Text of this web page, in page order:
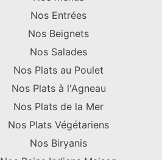
Nos Entrées
Nos Beignets
Nos Salades
Nos Plats au Poulet
Nos Plats à l'Agneau
Nos Plats de la Mer
Nos Plats Végétariens
Nos Biryanis